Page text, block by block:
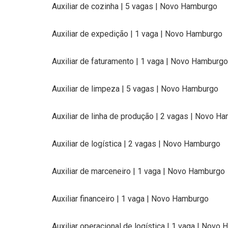
Auxiliar de cozinha | 5 vagas | Novo Hamburgo
Auxiliar de expedição | 1 vaga | Novo Hamburgo
Auxiliar de faturamento | 1 vaga | Novo Hamburgo
Auxiliar de limpeza | 5 vagas | Novo Hamburgo
Auxiliar de linha de produção | 2 vagas | Novo
Auxiliar de logística | 2 vagas | Novo Hamburgo
Auxiliar de marceneiro | 1 vaga | Novo Hamburgo
Auxiliar financeiro | 1 vaga | Novo Hamburgo